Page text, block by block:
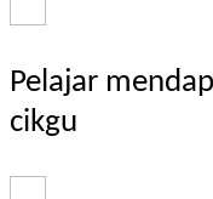
Pelajar
cikgu